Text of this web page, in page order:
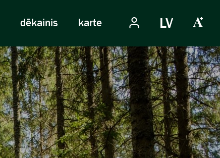
dēkainis karte LV